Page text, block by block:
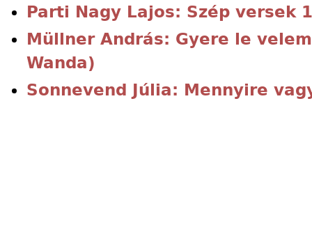
Parti Nagy Lajos: Szép versek
Müllner András: Gyere le
Wanda)
Sonnevend Júlia: Mennyire